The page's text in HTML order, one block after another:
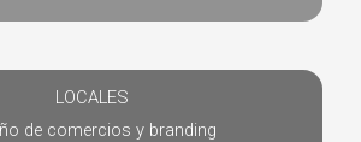
LOCALES
de comercios y branding